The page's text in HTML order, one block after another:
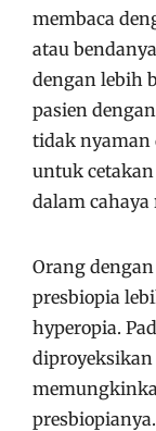
membaca
atau
dengan lebih
pasien
tidak nyaman
untuk
dalam cahaya
Orang
presbiopia
hyperopia.
presbiopianya.